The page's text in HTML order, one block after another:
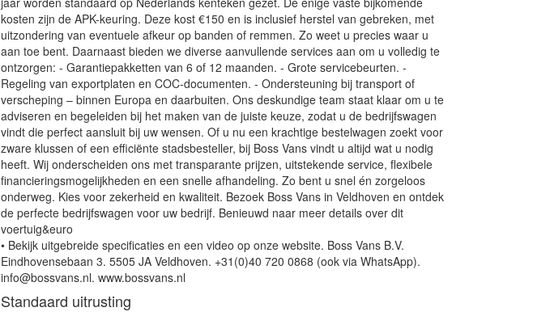
kosten zijn de APK-keuring. Deze kost €150 en is inclusief herstel van gebreken, met
uitzondering van eventuele afkeur op banden of remmen. Zo weet u precies waar u
aan toe bent. Daarnaast bieden we diverse aanvullende services aan om u volledig te
ontzorgen: - Garantiepakketten van 6 of 12 maanden. - Grote servicebeurten. -
Regeling van exportplaten en COC-documenten. - Ondersteuning bij transport of
verscheping – binnen Europa en daarbuiten. Ons deskundige team staat klaar om u te
adviseren en begeleiden bij het maken van de juiste keuze, zodat u de bedrijfswagen
vindt die perfect aansluit bij uw wensen. Of u nu een krachtige bestelwagen zoekt voor
zware klussen of een efficiënte stadsbesteller, bij Boss Vans vindt u altijd wat u nodig
heeft. Wij onderscheiden ons met transparante prijzen, uitstekende service, flexibele
financieringsmogelijkheden en een snelle afhandeling. Zo bent u snel én zorgeloos
onderweg. Kies voor zekerheid en kwaliteit. Bezoek Boss Vans in Veldhoven en ontdek
de perfecte bedrijfswagen voor uw bedrijf. Benieuwd naar meer details over dit
voertuig&euro
• Bekijk uitgebreide specificaties en een video op onze website. Boss Vans B.V.
Eindhovensebaan 3. 5505 JA Veldhoven. +31(0)40 720 0868 (ook via WhatsApp).
info@bossvans.nl. www.bossvans.nl
Standaard uitrusting